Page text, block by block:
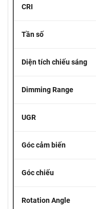
CRI
Tần số
Diện tích chiếu sáng
Dimming Range
UGR
Góc cảm biến
Góc chiếu
Rotation Angle